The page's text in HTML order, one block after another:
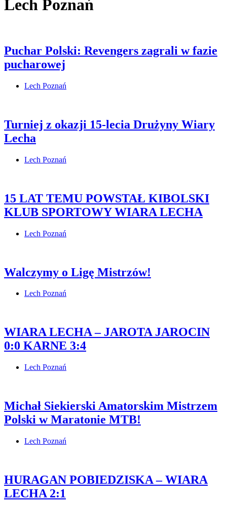
Lech Poznań
Puchar Polski: Revengers zagrali w fazie
pucharowej
Lech Poznań
Turniej z okazji 15-lecia Drużyny Wiary
Lecha
Lech Poznań
15 LAT TEMU POWSTAŁ KIBOLSKI
KLUB SPORTOWY WIARA LECHA
Lech Poznań
Walczymy o Ligę Mistrzów!
Lech Poznań
WIARA LECHA – JAROTA JAROCIN
0:0 KARNE 3:4
Lech Poznań
Michał Siekierski Amatorskim Mistrzem
Polski w Maratonie MTB!
Lech Poznań
HURAGAN POBIEDZISKA – WIARA
LECHA 2:1